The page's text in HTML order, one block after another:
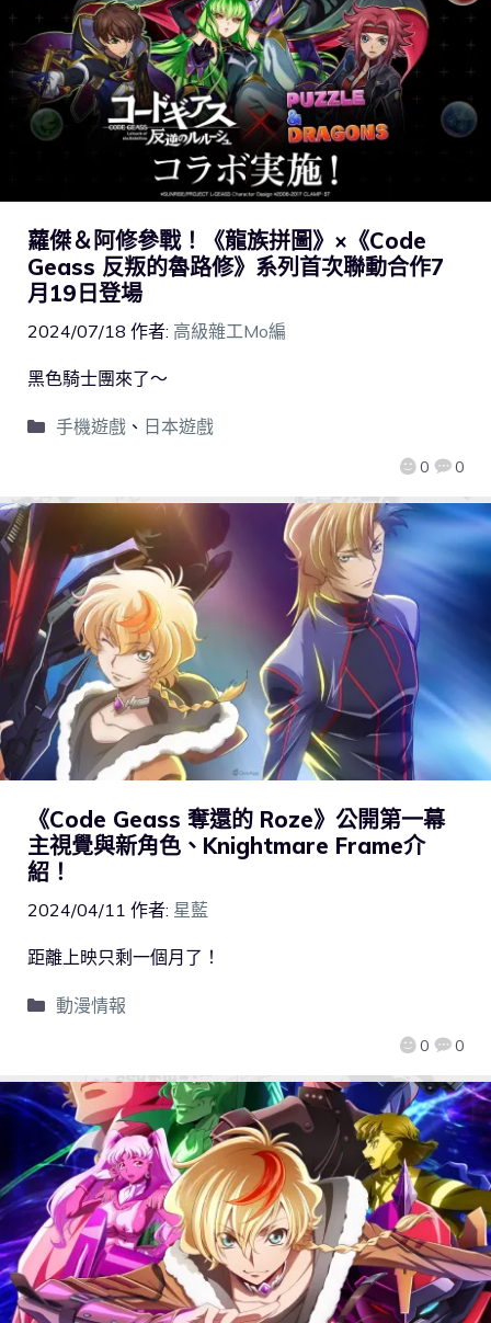
蘿傑＆阿修參戰！《龍族拼圖》×《Code
Geass 反叛的魯路修》系列首次聯動合作7
月19日登場
2024/07/18 作者: 高級雜工Mo編
0 0
黑色騎士團來了～
手機遊戲、 日本遊戲
《Code Geass 奪還的 Roze》公開第一幕
主視覺與新角色、Knightmare Frame介
紹！
2024/04/11 作者: 星藍
0 0
距離上映只剩一個月了！
動漫情報